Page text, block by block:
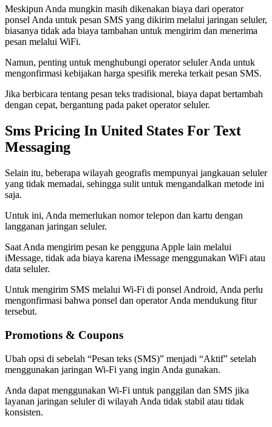
Meskipun Anda mungkin masih dikenakan biaya dari operator
ponsel Anda untuk pesan SMS yang dikirim melalui jaringan seluler,
biasanya tidak ada biaya tambahan untuk mengirim dan menerima
pesan melalui WiFi.
Namun, penting untuk menghubungi operator seluler Anda untuk
mengonfirmasi kebijakan harga spesifik mereka terkait pesan SMS.
Jika berbicara tentang pesan teks tradisional, biaya dapat bertambah
dengan cepat, bergantung pada paket operator seluler.
Sms Pricing In United States For Text
Messaging
Selain itu, beberapa wilayah geografis mempunyai jangkauan seluler
yang tidak memadai, sehingga sulit untuk mengandalkan metode ini
saja.
Untuk ini, Anda memerlukan nomor telepon dan kartu dengan
langganan jaringan seluler.
Saat Anda mengirim pesan ke pengguna Apple lain melalui
iMessage, tidak ada biaya karena iMessage menggunakan WiFi atau
data seluler.
Untuk mengirim SMS melalui Wi-Fi di ponsel Android, Anda perlu
mengonfirmasi bahwa ponsel dan operator Anda mendukung fitur
tersebut.
Promotions & Coupons
Ubah opsi di sebelah “Pesan teks (SMS)” menjadi “Aktif” setelah
menggunakan jaringan Wi-Fi yang ingin Anda gunakan.
Anda dapat menggunakan Wi-Fi untuk panggilan dan SMS jika
layanan jaringan seluler di wilayah Anda tidak stabil atau tidak
konsisten.